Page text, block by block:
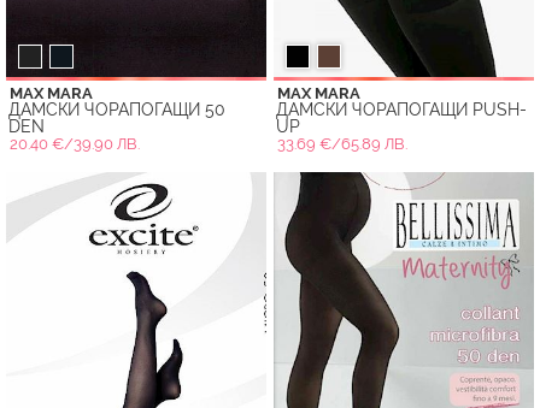
MAX MARA
ДАМСКИ ЧОРАПОГАЩИ 50
DEN
20.40 €/39.90 ЛВ.
MAX MARA
ДАМСКИ ЧОРАПОГАЩИ PUSH-
UP
33.69 €/65.89 ЛВ.